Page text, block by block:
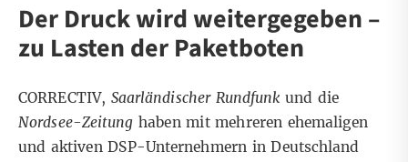
Der Druck wird weitergegeben –
zu Lasten der Paketboten
CORRECTIV, Saarländischer Rundfunk und die
Nordsee-Zeitung haben mit mehreren ehemaligen
und aktiven DSP-Unternehmern in Deutschland